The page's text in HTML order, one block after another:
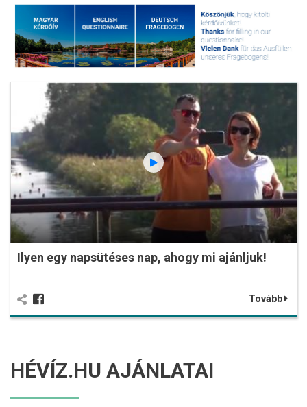
Ilyen egy napsütéses nap, ahogy mi ajánljuk!
Tovább
HÉVÍZ.HU AJÁNLATAI